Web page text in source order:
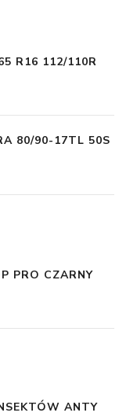
R16 112/110R
80/90-17TL 50S
PRO CZARNY
ANTY